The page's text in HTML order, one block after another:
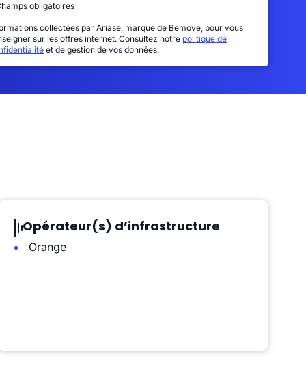
obligatoires
collectées par Ariase, marque de Bemove, pour vous
sur les offres internet. Consultez notre politique de
et de gestion de vos données.
Opérateur(s) d’infrastructure
Orange